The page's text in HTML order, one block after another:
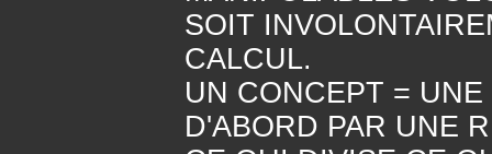
SOIT
CALCUL.
UN CONCEPT =
D'ABORD PAR UNE